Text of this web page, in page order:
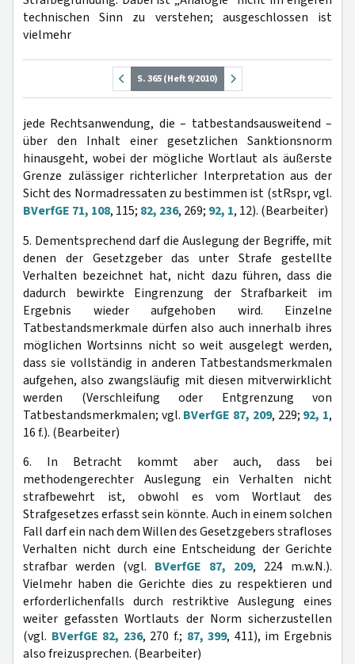
technischen Sinn zu verstehen; ausgeschlossen ist
vielmehr
S. 365 (Heft 9/2010)
jede Rechtsanwendung, die – tatbestandsausweitend –
über den Inhalt einer gesetzlichen Sanktionsnorm
hinausgeht, wobei der mögliche Wortlaut als äußerste
Grenze zulässiger richterlicher Interpretation aus der
Sicht des Normadressaten zu bestimmen ist (stRspr, vgl.
BVerfGE 71, 108, 115; 82, 236, 269; 92, 1, 12). (Bearbeiter)
5. Dementsprechend darf die Auslegung der Begriffe, mit
denen der Gesetzgeber das unter Strafe gestellte
Verhalten bezeichnet hat, nicht dazu führen, dass die
dadurch bewirkte Eingrenzung der Strafbarkeit im
Ergebnis wieder aufgehoben wird. Einzelne
Tatbestandsmerkmale dürfen also auch innerhalb ihres
möglichen Wortsinns nicht so weit ausgelegt werden,
dass sie vollständig in anderen Tatbestandsmerkmalen
aufgehen, also zwangsläufig mit diesen mitverwirklicht
werden (Verschleifung oder Entgrenzung von
Tatbestandsmerkmalen; vgl. BVerfGE 87, 209, 229; 92, 1,
16 f.). (Bearbeiter)
6. In Betracht kommt aber auch, dass bei
methodengerechter Auslegung ein Verhalten nicht
strafbewehrt ist, obwohl es vom Wortlaut des
Strafgesetzes erfasst sein könnte. Auch in einem solchen
Fall darf ein nach dem Willen des Gesetzgebers strafloses
Verhalten nicht durch eine Entscheidung der Gerichte
strafbar werden (vgl. BVerfGE 87, 209, 224 m.w.N.).
Vielmehr haben die Gerichte dies zu respektieren und
erforderlichenfalls durch restriktive Auslegung eines
weiter gefassten Wortlauts der Norm sicherzustellen
(vgl. BVerfGE 82, 236, 270 f.; 87, 399, 411), im Ergebnis
also freizusprechen. (Bearbeiter)